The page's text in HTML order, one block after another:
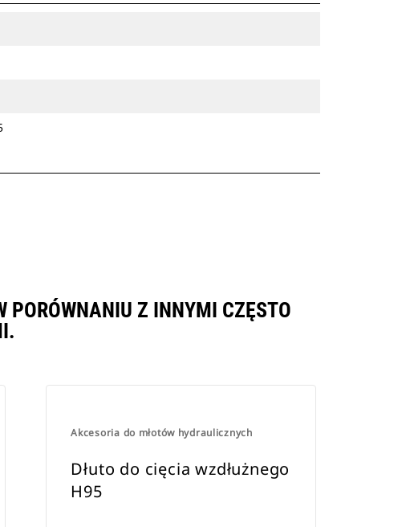
PORÓWNANIU Z INNYMI CZĘSTO
Akcesoria do młotów hydraulicznych
Dłuto do cięcia wzdłużnego
H95